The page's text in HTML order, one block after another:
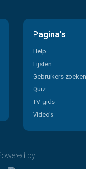
Pagina's
Help
Lijsten
Gebruikers zoeken
Quiz
TV-gids
Video's
by